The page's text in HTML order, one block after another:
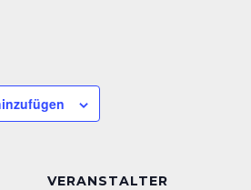
VERANSTALTER